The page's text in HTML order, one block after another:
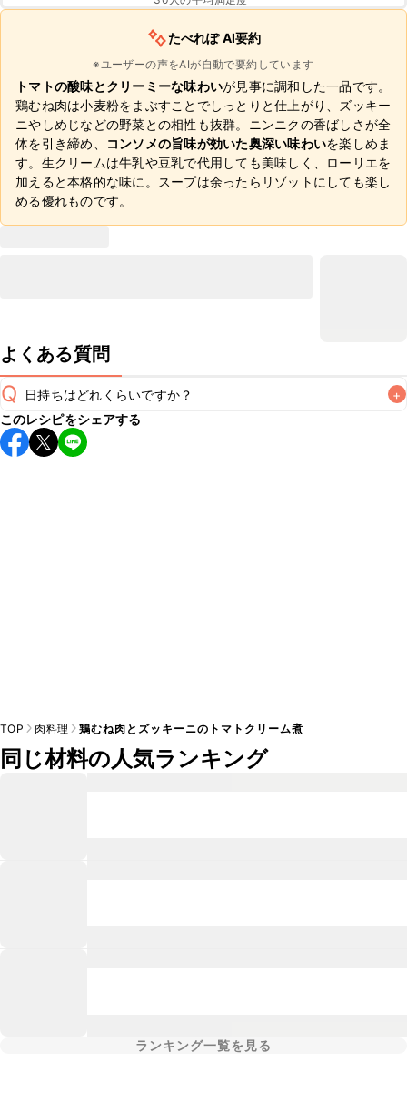
たべれぽ AI要約
※ユーザーの声をAIが自動で要約しています
トマトの酸味とクリーミーな味わいが見事に調和した一品です。
鶏むね肉は小麦粉をまぶすことでしっとりと仕上がり、ズッキー
ニやしめじなどの野菜との相性も抜群。ニンニクの香ばしさが全
体を引き締め、
コンソメの旨味が効いた奥深い味わいを楽しめま
す。生クリームは牛乳や豆乳で代用しても美味しく、ローリエを
加えると本格的な味に。スープは余ったらリゾットにしても楽し
める優れものです。
よくある質問
Q 日持ちはどれくらいですか？ +
保存期間は冷蔵で翌日中が目安です。なるべくお早めにお召
し上がりください。
このレシピをシェアする
TOP 肉料理 鶏むね肉とズッキーニのトマトクリーム煮
同じ材料の人気ランキング
ランキング一覧を見る